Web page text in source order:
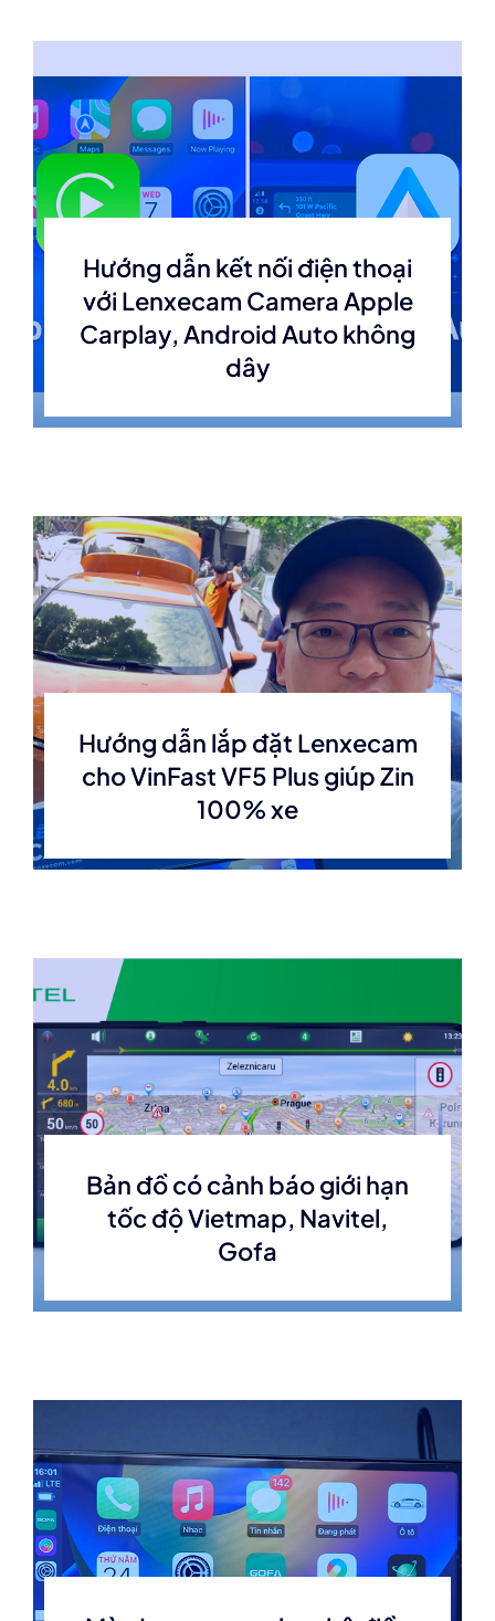
Hướng dẫn kết nối điện thoại
với Lenxecam Camera Apple
Carplay, Android Auto không
dây
Hướng dẫn lắp đặt Lenxecam
cho VinFast VF5 Plus giúp Zin
100% xe
Bản đồ có cảnh báo giới hạn
tốc độ Vietmap, Navitel,
Gofa